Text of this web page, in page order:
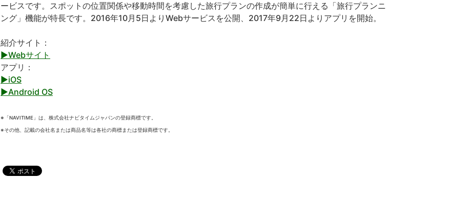
ービスです。スポットの位置関係や移動時間を考慮した旅行プランの作成が簡単に行える「旅行プランニ
ング」機能が特長です。2016年10月5日よりWebサービスを公開、2017年9月22日よりアプリを開始。
紹介サイト：
▶Webサイト
アプリ：
▶iOS
▶Android OS
※「NAVITIME」は、株式会社ナビタイムジャパンの登録商標です。
※その他、記載の会社名または商品名等は各社の商標または登録商標です。